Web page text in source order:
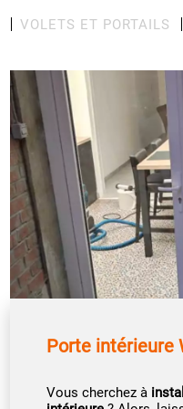
VOLETS ET PORTAILS
Porte intérieure
Vous cherchez à